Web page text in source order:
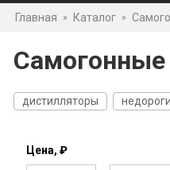
Главная » Каталог »
Самогонные
дистилляторы
Цена, ₽